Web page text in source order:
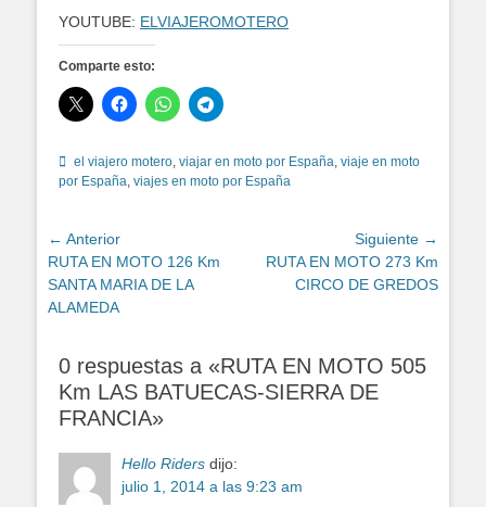
YOUTUBE: ELVIAJEROMOTERO
Comparte esto:
Etiquetas
el viajero motero viajar en moto por España viaje en moto
por España viajes en moto por España
Navegación
de
entradas
← Anterior
Entrada
anterior:
RUTA EN MOTO 126 Km
SANTA MARIA DE LA
ALAMEDA
Siguiente →
Entrada
siguiente:
RUTA EN MOTO 273 Km
CIRCO DE GREDOS
0 respuestas a «RUTA EN MOTO 505
Km LAS BATUECAS-SIERRA DE
FRANCIA»
Hello Riders dijo:
julio 1, 2014 a las 9:23 am